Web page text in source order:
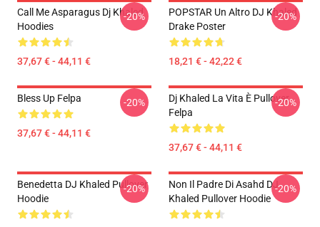
Call Me Asparagus Dj Khaled
Hoodies
37,67 € - 44,11 €
-20%
POPSTAR Un Altro DJ Khaled
Drake Poster
18,21 € - 42,22 €
-20%
Bless Up Felpa
37,67 € - 44,11 €
-20%
Dj Khaled La Vita È Pullover
Felpa
37,67 € - 44,11 €
-20%
Benedetta DJ Khaled Pullover
Hoodie
-20%
Non Il Padre Di Asahd DJ
Khaled Pullover Hoodie
-20%